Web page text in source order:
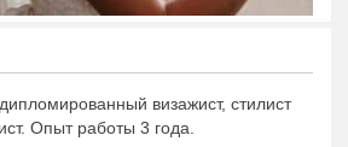
визажист, стилист
Опыт работы 3 года.